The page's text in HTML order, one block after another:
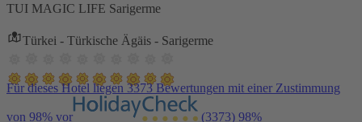
TUI MAGIC LIFE Sarigerme
Türkei - Türkische Ägäis - Sarigerme
Für dieses Hotel liegen 3373 Bewertungen mit einer Zustimmung
von 98% vor (3373) 98%